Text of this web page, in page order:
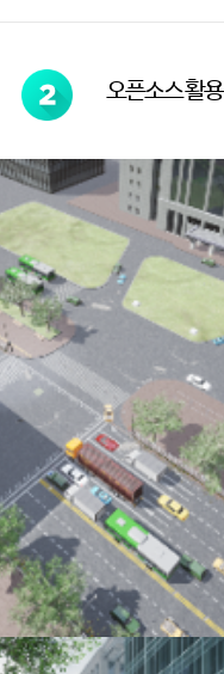
오픈소스 활용